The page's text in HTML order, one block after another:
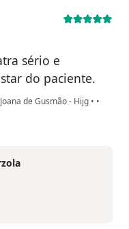
sério e
do paciente.
de Gusmão - Hijg • •